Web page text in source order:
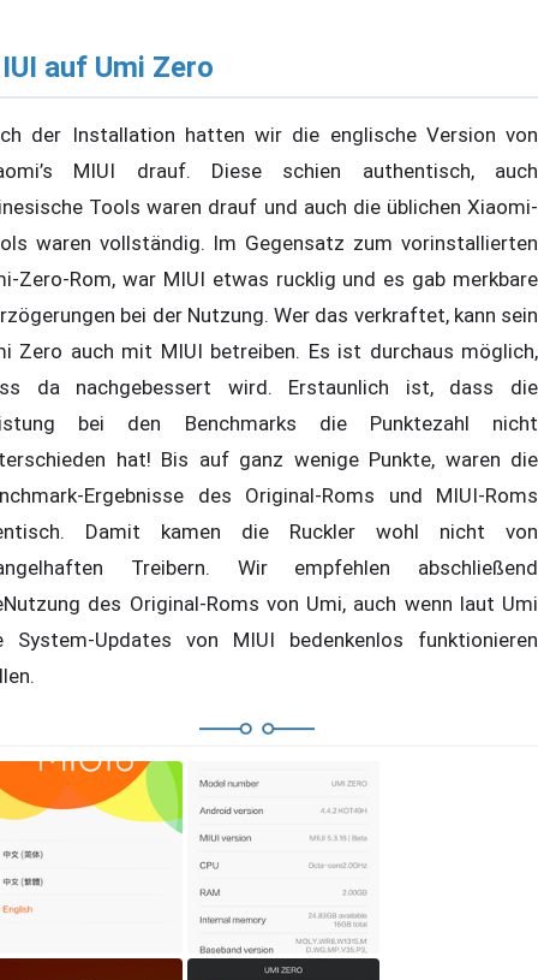
auf Umi Zero
der Installation hatten wir die englische Version von
MIUI drauf. Diese schien authentisch, auch
Tools waren drauf und auch die üblichen Xiaomi-
waren vollständig. Im Gegensatz zum vorinstallierten
Zero-Rom, war MIUI etwas rucklig und es gab merkbare
bei der Nutzung. Wer das verkraftet, kann sein
Zero auch mit MIUI betreiben. Es ist durchaus möglich,
da nachgebessert wird. Erstaunlich ist, dass die
bei den Benchmarks die Punktezahl nicht
hat! Bis auf ganz wenige Punkte, waren die
Ergebnisse des Original-Roms und MIUI-Roms
Damit kamen die Ruckler wohl nicht von
Treibern. Wir empfehlen abschließend
des Original-Roms von Umi, auch wenn laut Umi
System-Updates von MIUI bedenkenlos funktionieren